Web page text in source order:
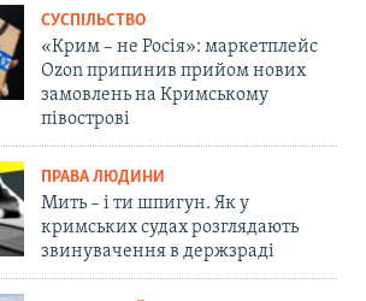
СУСПІЛЬСТВО
«Крим – не Росія»: маркетплейс
Ozon припинив прийом нових
замовлень на Кримському
півострові
ПРАВА ЛЮДИНИ
Мить – і ти шпигун. Як у
кримських судах розглядають
звинувачення в держзраді